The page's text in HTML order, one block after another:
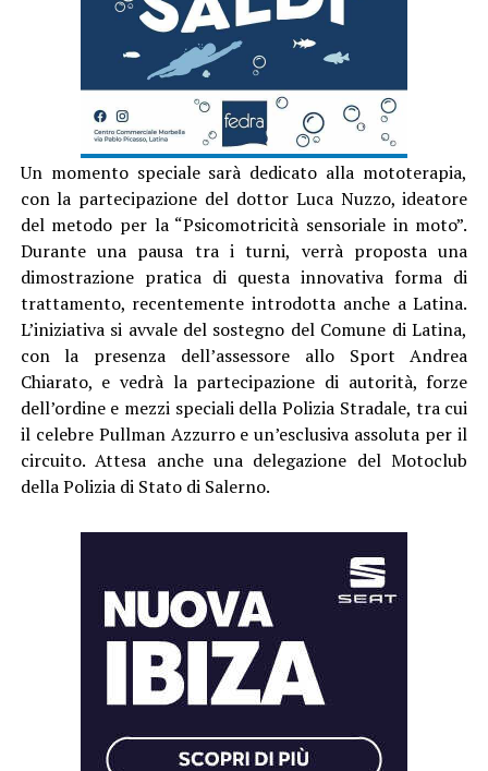
Un momento speciale sarà dedicato alla mototerapia,
con la partecipazione del dottor Luca Nuzzo, ideatore
del metodo per la “Psicomotricità sensoriale in moto”.
Durante una pausa tra i turni, verrà proposta una
dimostrazione pratica di questa innovativa forma di
trattamento, recentemente introdotta anche a Latina.
L’iniziativa si avvale del sostegno del Comune di Latina,
con la presenza dell’assessore allo Sport Andrea
Chiarato, e vedrà la partecipazione di autorità, forze
dell’ordine e mezzi speciali della Polizia Stradale, tra cui
il celebre Pullman Azzurro e un’esclusiva assoluta per il
circuito. Attesa anche una delegazione del Motoclub
della Polizia di Stato di Salerno.